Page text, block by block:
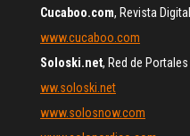
Cucaboo.com, Revista
www.cucaboo.com
Soloski.net, Red de
ww.soloski.net
www.solosnow.com